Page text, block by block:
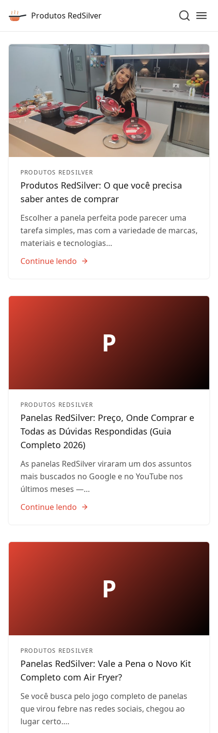
Produtos RedSilver
PRODUTOS REDSILVER
Produtos RedSilver: O que você precisa
saber antes de comprar
Escolher a panela perfeita pode parecer uma
tarefa simples, mas com a variedade de marcas,
materiais e tecnologias…
Continue lendo
P
PRODUTOS REDSILVER
Panelas RedSilver: Preço, Onde Comprar e
Todas as Dúvidas Respondidas (Guia
Completo 2026)
As panelas RedSilver viraram um dos assuntos
mais buscados no Google e no YouTube nos
últimos meses —…
Continue lendo
P
PRODUTOS REDSILVER
Panelas RedSilver: Vale a Pena o Novo Kit
Completo com Air Fryer?
Se você busca pelo jogo completo de panelas
que virou febre nas redes sociais, chegou ao
lugar certo.…